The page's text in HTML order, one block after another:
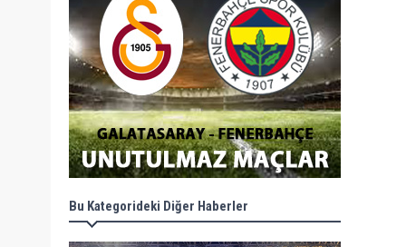
Bu Kategorideki Diğer Haberler